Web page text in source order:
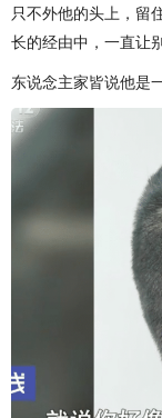
只不外他的头上，留
长的经由中，一直让
东说念主家皆说他是